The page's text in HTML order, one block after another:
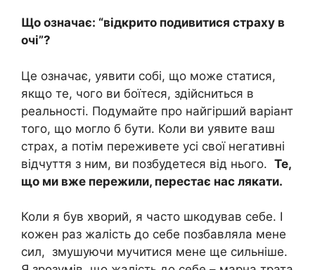
Що означає: “відкрито подивитися страху в
очі”?
Це означає, уявити собі, що може статися,
якщо те, чого ви боїтеся, здійсниться в
реальності. Подумайте про найгірший варіант
того, що могло б бути. Коли ви уявите ваш
страх, а потім переживете усі свої негативні
відчуття з ним, ви позбудетеся від нього. Те,
що ми вже пережили, перестає нас лякати.
Коли я був хворий, я часто шкодував себе. І
кожен раз жалість до себе позбавляла мене
сил, змушуючи мучитися мене ще сильніше.